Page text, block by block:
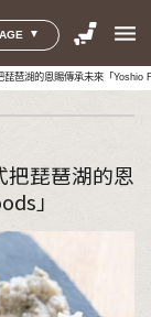
menu
琵琶湖的恩賜傳承未來「Yoshio
把琵琶湖的恩
」